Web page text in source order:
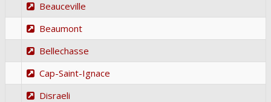
Beauceville
Beaumont
Bellechasse
Cap-Saint-Ignace
Disraeli